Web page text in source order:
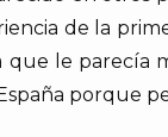
de la
le
porque